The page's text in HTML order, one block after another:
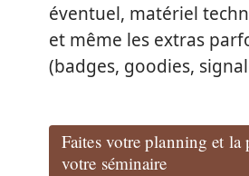
éventuel, matériel
et même les extras
(badges, goodies,
Faites votre planning et
votre séminaire